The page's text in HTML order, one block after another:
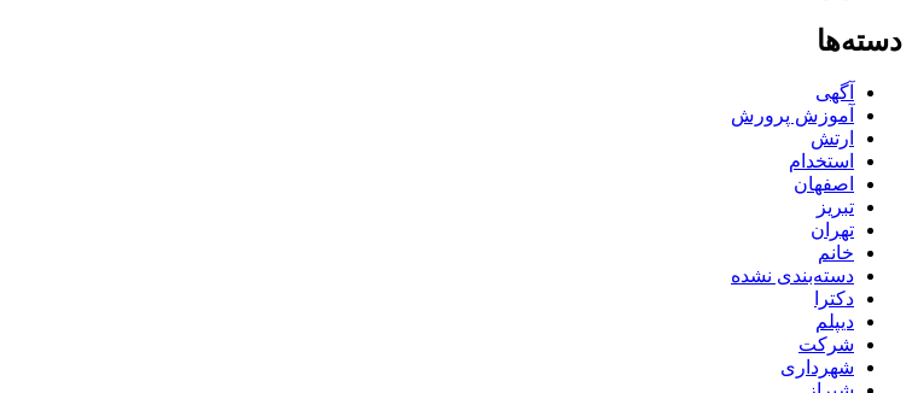
دسته‌ها
آگهی
آموزش پرورش
ارتش
استخدام
اصفهان
تبریز
تهران
خانم
دسته‌بندی نشده
دکترا
دیپلم
شرکت
شهرداری